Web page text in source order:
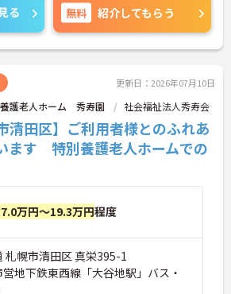
る 無料 紹介してもらう
更新日：2026年07月10日
護老人ホーム 秀寿園 社会福祉法人秀寿会
清田区】ご利用者様とのふれあ
ます 特別養護老人ホームでの
万円～19.3万円程度
札幌市清田区 真栄395-1
地下鉄東西線「大谷地駅」バス・